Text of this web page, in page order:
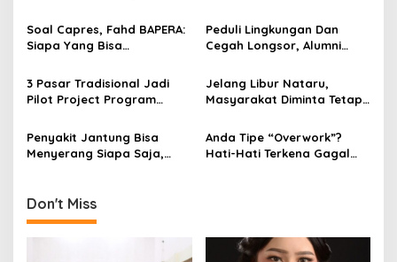
g
a
t
i
o
n
Pesantren di Madura
Soal Capres, Fahd BAPERA:
Siapa Yang Bisa
Peduli Lingkungan Dan
Cegah Longsor, Alumni
Budheg
3 Pasar Tradisional Jadi
Pilot Project Program
Pemkot Surabaya
Jelang Libur Nataru,
Masyarakat Diminta Tetap
Penyakit Jantung Bisa
Menyerang Siapa Saja,
Anda Tipe “Overwork”?
Hati-Hati Terkena Gagal
Don't Miss